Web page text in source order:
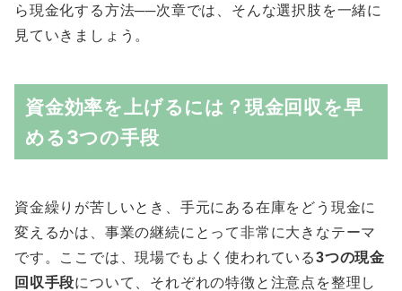
ら現金化する方法──次章では、そんな選択肢を一緒に
見ていきましょう。
資金効率を上げるには？現金回収を早
める3つの手段
資金繰りが苦しいとき、手元にある在庫をどう現金に
変えるかは、事業の継続にとって非常に大きなテーマ
です。ここでは、現場でもよく使われている3つの現金
回収手段について、それぞれの特徴と注意点を整理し